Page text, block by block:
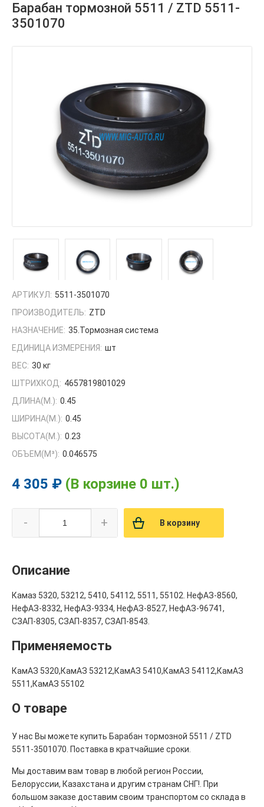
Барабан тормозной 5511 / ZTD 5511-
3501070
АРТИКУЛ: 5511-3501070
ПРОИЗВОДИТЕЛЬ: ZTD
НАЗНАЧЕНИЕ: 35.Тормозная система
ЕДИНИЦА ИЗМЕРЕНИЯ: шт
ВЕС: 30 кг
ШТРИХКОД: 4657819801029
ДЛИНА(М.): 0.45
ШИРИНА(М.): 0.45
ВЫСОТА(М.): 0.23
ОБЪЕМ(M³): 0.046575
4 305 ₽ (В корзине 0 шт.)
- + В корзину
Описание
Камаз 5320, 53212, 5410, 54112, 5511, 55102. НефАЗ-8560,
НефАЗ-8332, НефАЗ-9334, НефАЗ-8527, НефАЗ-96741,
СЗАП-8305, СЗАП-8357, СЗАП-8543.
Применяемость
КамАЗ 5320,КамАЗ 53212,КамАЗ 5410,КамАЗ 54112,КамАЗ
5511,КамАЗ 55102
О товаре
У нас Вы можете купить Барабан тормозной 5511 / ZTD
5511-3501070. Поставка в кратчайшие сроки.
Мы доставим вам товар в любой регион России,
Белоруссии, Казахстана и другим странам СНГ!. При
большом заказе доставим своим транспортом со склада в